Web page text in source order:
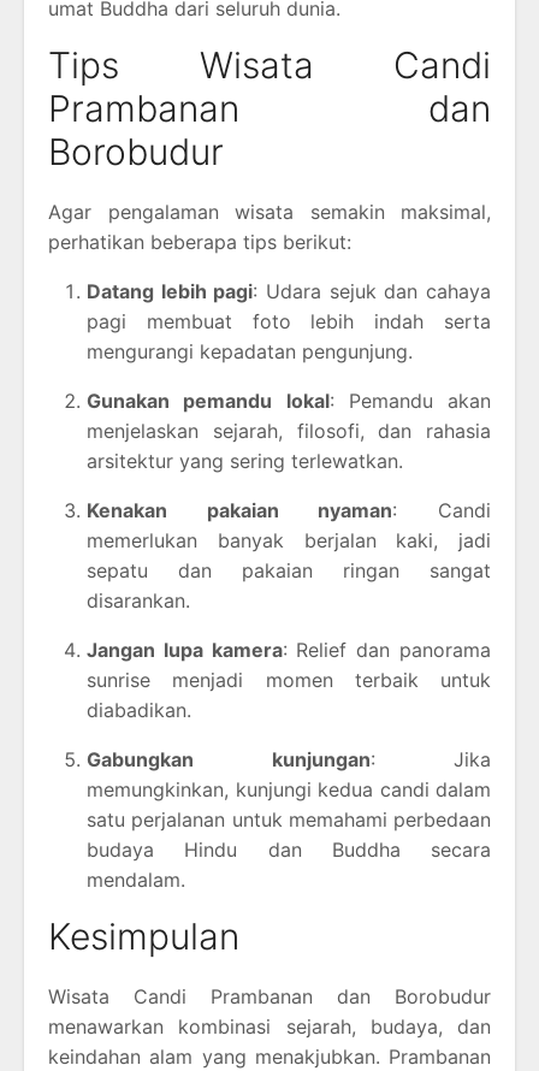
umat Buddha dari seluruh dunia.
Tips Wisata Candi
Prambanan dan
Borobudur
Agar pengalaman wisata semakin maksimal,
perhatikan beberapa tips berikut:
Datang lebih pagi: Udara sejuk dan cahaya
pagi membuat foto lebih indah serta
mengurangi kepadatan pengunjung.
Gunakan pemandu lokal: Pemandu akan
menjelaskan sejarah, filosofi, dan rahasia
arsitektur yang sering terlewatkan.
Kenakan pakaian nyaman: Candi
memerlukan banyak berjalan kaki, jadi
sepatu dan pakaian ringan sangat
disarankan.
Jangan lupa kamera: Relief dan panorama
sunrise menjadi momen terbaik untuk
diabadikan.
Gabungkan kunjungan: Jika
memungkinkan, kunjungi kedua candi dalam
satu perjalanan untuk memahami perbedaan
budaya Hindu dan Buddha secara
mendalam.
Kesimpulan
Wisata Candi Prambanan dan Borobudur
menawarkan kombinasi sejarah, budaya, dan
keindahan alam yang menakjubkan. Prambanan